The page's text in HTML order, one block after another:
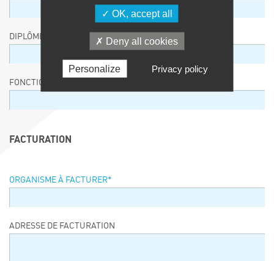
DIPLÔME / EQUIVALENCE / NIVEAU
FONCTION
FACTURATION
ORGANISME À FACTURER*
ADRESSE DE FACTURATION
OK, accept all
Deny all cookies
Personalize Privacy policy